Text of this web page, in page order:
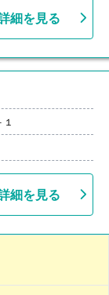
細を見る
細を見る